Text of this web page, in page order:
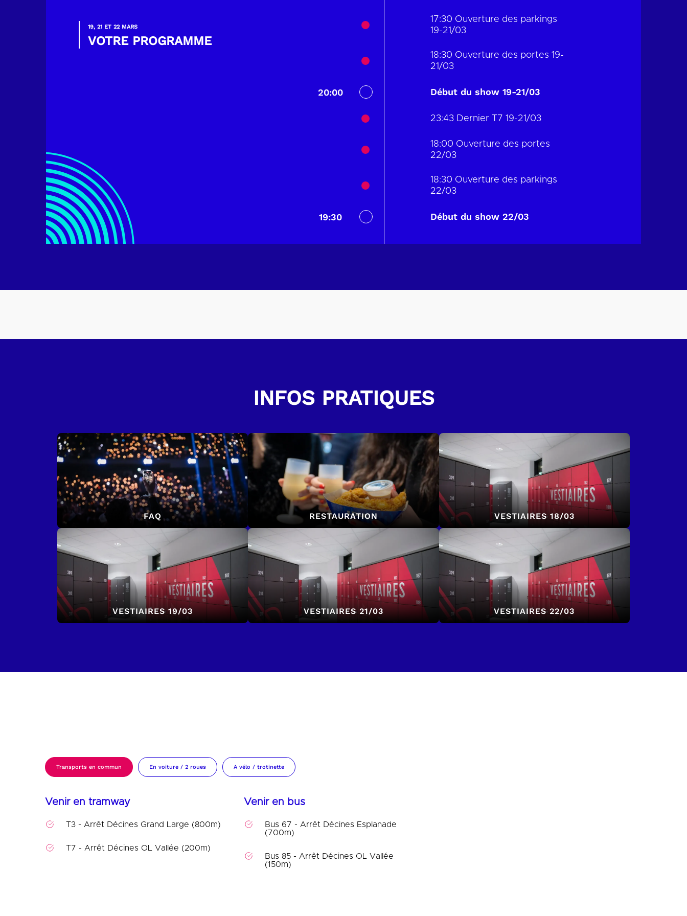
19, 21 ET 22 MARS
VOTRE PROGRAMME
17:30 Ouverture des parkings
19-21/03
18:30 Ouverture des portes 19-
21/03
20:00 Début du show 19-21/03
23:43 Dernier T7 19-21/03
18:00 Ouverture des portes
22/03
18:30 Ouverture des parkings
22/03
19:30 Début du show 22/03
23:43 Dernier T7 22/03
INFOS PRATIQUES
FAQ RESTAURATION VESTIAIRES 18/03
VESTIAIRES 19/03 VESTIAIRES 21/03 VESTIAIRES 22/03
Transports en commun En voiture / 2 roues A vélo / trotinette
Venir en tramway
T3 - Arrêt Décines Grand Large (800m)
T7 - Arrêt Décines OL Vallée (200m)
Venir en bus
Bus 67 - Arrêt Décines Esplanade
(700m)
Bus 85 - Arrêt Décines OL Vallée
(150m)